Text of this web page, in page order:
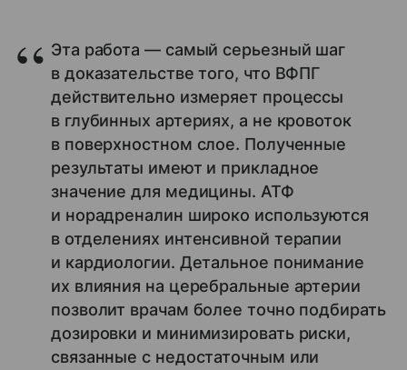
Эта работа — самый серьезный шаг
в доказательстве того, что ВФПГ
действительно измеряет процессы
в глубинных артериях, а не кровоток
в поверхностном слое. Полученные
результаты имеют и прикладное
значение для медицины. АТФ
и норадреналин широко используются
в отделениях интенсивной терапии
и кардиологии. Детальное понимание
их влияния на церебральные артерии
позволит врачам более точно подбирать
дозировки и минимизировать риски,
связанные с недостаточным или